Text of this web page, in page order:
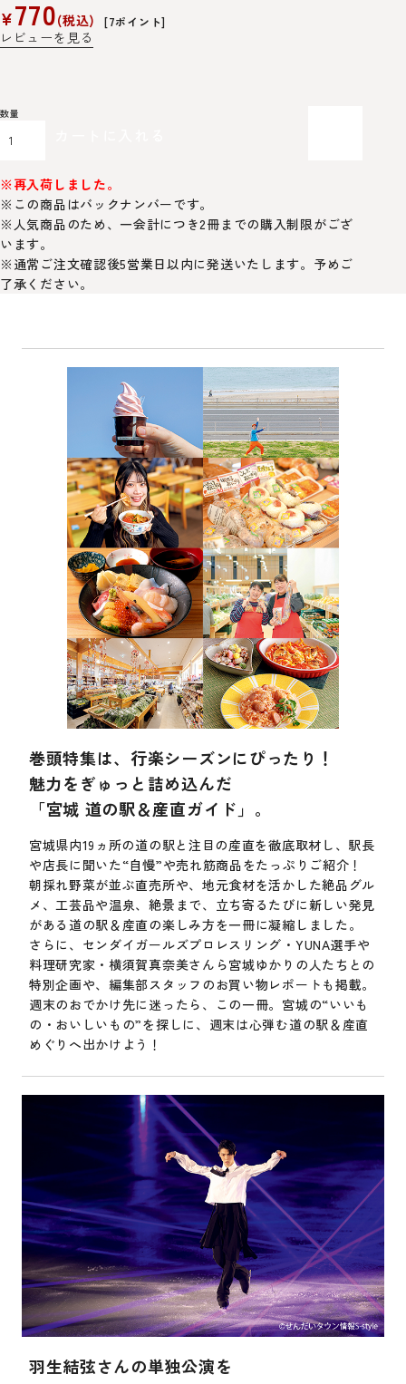
¥770 税込 [7ポイント]
レビューを見る
※再入荷しました。
※この商品はバックナンバーです。
※人気商品のため、一会計につき2冊までの購入制限がござ
います。
※通常ご注文確認後5営業日以内に発送いたします。予めご
了承ください。
巻頭特集は、行楽シーズンにぴったり！
魅力をぎゅっと詰め込んだ
「宮城 道の駅＆産直ガイド」。
宮城県内19ヵ所の道の駅と注目の産直を徹底取材し、駅長
や店長に聞いた“自慢”や売れ筋商品をたっぷりご紹介！
朝採れ野菜が並ぶ直売所や、地元食材を活かした絶品グル
メ、工芸品や温泉、絶景まで、立ち寄るたびに新しい発見
がある道の駅＆産直の楽しみ方を一冊に凝縮しました。
さらに、センダイガールズプロレスリング・YUNA選手や
料理研究家・横須賀真奈美さんら宮城ゆかりの人たちとの
特別企画や、編集部スタッフのお買い物レポートも掲載。
週末のおでかけ先に迷ったら、この一冊。宮城の“いいも
の・おいしいもの”を探しに、週末は心弾む道の駅＆産直
めぐりへ出かけよう！
羽生結弦さんの単独公演を